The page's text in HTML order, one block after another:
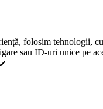
folosim tehnologii,
sau ID-uri unice pe